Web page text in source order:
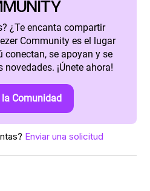
¿Te encanta compartir
Community es el lugar
se apoyan y se
¡Únete ahora!
la Comunidad
Enviar una solicitud